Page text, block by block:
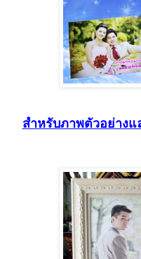
สำหรับภาพตัวอย่าง